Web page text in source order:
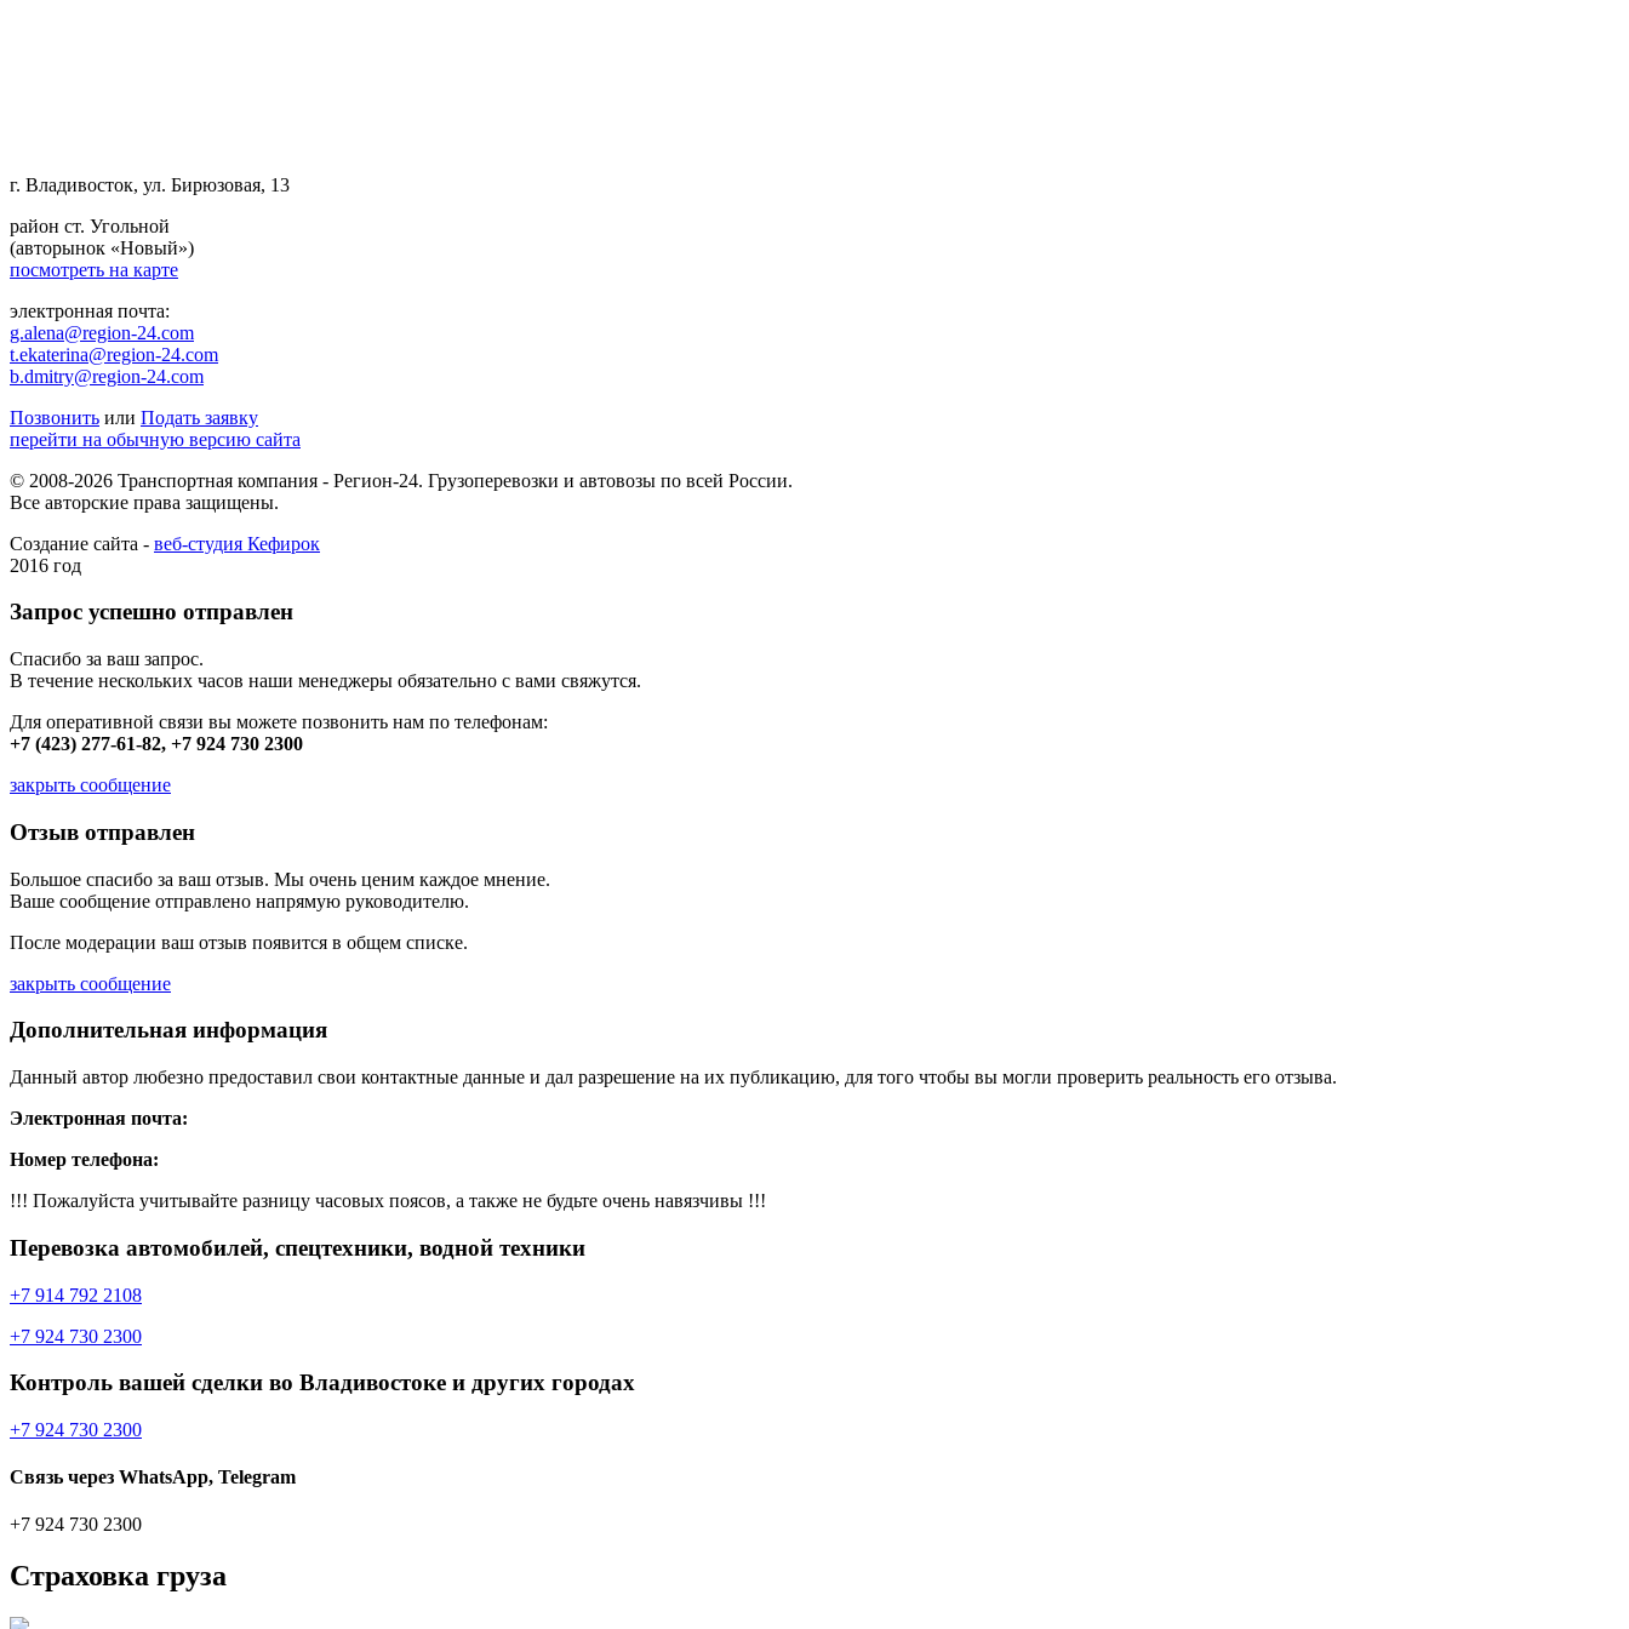
г. Владивосток, ул. Бирюзовая, 13
район ст. Угольной
(авторынок «Новый»)
посмотреть на карте
электронная почта:
g.alena@region-24.com
t.ekaterina@region-24.com
b.dmitry@region-24.com
Позвонить или Подать заявку
перейти на обычную версию сайта
© 2008-2026 Транспортная компания - Регион-24. Грузоперевозки и автовозы по всей России.
Все авторские права защищены.
Создание сайта - веб-студия Кефирок
2016 год
Запрос успешно отправлен
Спасибо за ваш запрос.
В течение нескольких часов наши менеджеры обязательно с вами свяжутся.
Для оперативной связи вы можете позвонить нам по телефонам:
+7 (423) 277-61-82, +7 924 730 2300
закрыть сообщение
Отзыв отправлен
Большое спасибо за ваш отзыв. Мы очень ценим каждое мнение.
Ваше сообщение отправлено напрямую руководителю.
После модерации ваш отзыв появится в общем списке.
закрыть сообщение
Дополнительная информация
Данный автор любезно предоставил свои контактные данные и дал разрешение на их публикацию, для того чтобы вы могли проверить реальность его отзыва.
Электронная почта:
Номер телефона:
!!! Пожалуйста учитывайте разницу часовых поясов, а также не будьте очень навязчивы !!!
Перевозка автомобилей, спецтехники, водной техники
+7 914 792 2108
+7 924 730 2300
Контроль вашей сделки во Владивостоке и других городах
+7 924 730 2300
Связь через WhatsApp, Telegram
+7 924 730 2300
Страховка груза